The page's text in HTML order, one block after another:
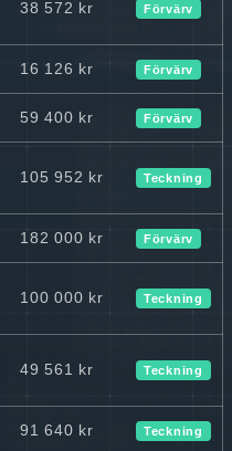
38 572 kr Förvärv
16 126 kr Förvärv
59 400 kr Förvärv
105 952 kr Teckning
182 000 kr Förvärv
100 000 kr Teckning
49 561 kr Teckning
91 640 kr Teckning